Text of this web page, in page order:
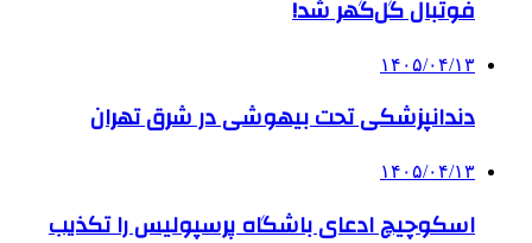
فوتبال گل‌گهر شد!
۱۴۰۵/۰۴/۱۳
دندانپزشکی تحت بیهوشی در شرق تهران
۱۴۰۵/۰۴/۱۳
اسکوچیچ ادعای باشگاه پرسپولیس را تکذیب